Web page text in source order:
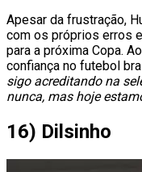
Apesar da frustração,
com os próprios erros
para a próxima Copa.
confiança no futebol
sigo acreditando na
nunca, mas hoje
16) Dilsinho